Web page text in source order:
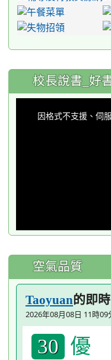
:::
校長說書_好
因格式不支援、伺
空氣品質
Taoyuan的即
2026年08月08日 11時09
30 優